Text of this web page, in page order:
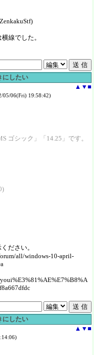
線でした。
にしたい
▲ ▼ ■
05/06(Fri) 19:58:42)
ゴシック」「14.25」です。
ださい。
all/windows-10-april-
にしたい
▲ ▼ ■